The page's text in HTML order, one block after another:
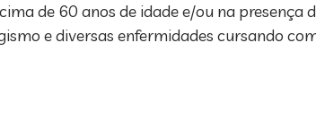
de 60 anos de idade e/ou na presença
e diversas enfermidades cursando